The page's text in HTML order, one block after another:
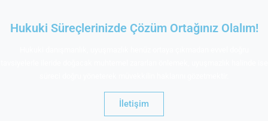
Hukuki Süreçlerinizde Çözüm Ortağınız Olalım!
İletişim